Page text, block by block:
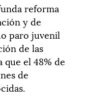
reforma
y de
paro juvenil
de las
el 48% de
de